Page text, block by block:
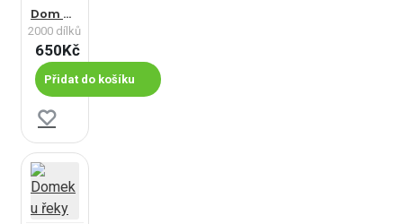
Dom pri Mill Creek
2000 dílků
650Kč
Přidat do košíku